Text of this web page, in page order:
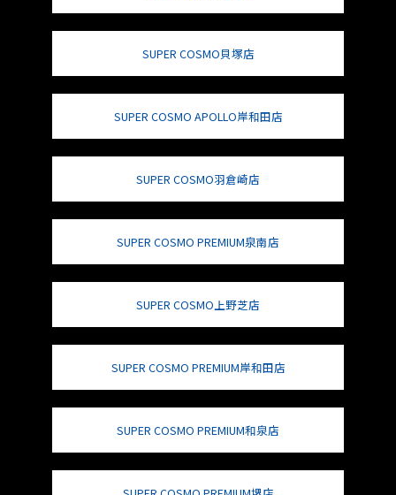
SUPER COSMO貝塚店
SUPER COSMO APOLLO岸和田店
SUPER COSMO羽倉崎店
SUPER COSMO PREMIUM泉南店
SUPER COSMO上野芝店
SUPER COSMO PREMIUM岸和田店
SUPER COSMO PREMIUM和泉店